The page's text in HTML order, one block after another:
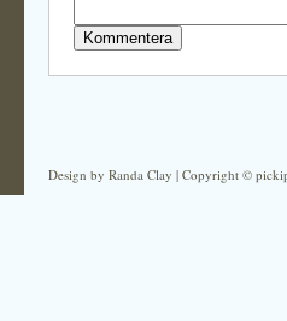
Design by Randa Clay | Copyright ©